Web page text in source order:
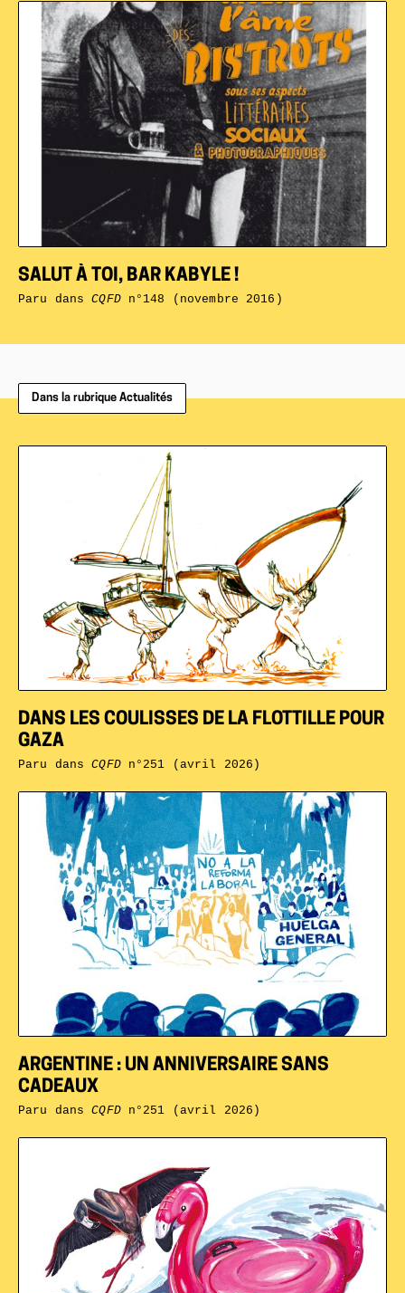
SALUT À TOI, BAR KABYLE !
Paru dansCQFDn°148 (novembre 2016)
Dans la rubrique Actualités
ARGENTINE : UN ANNIVERSAIRE SANS
CADEAUX
Paru dansCQFDn°251 (avril 2026)
DANS LES COULISSES DE LA FLOTTILLE POUR
GAZA
Paru dansCQFDn°251 (avril 2026)